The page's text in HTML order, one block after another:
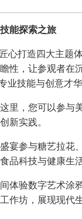
能探索之旅
心打造四大主题
性，让参观者
业技能与创意才
里，您可以参与
新实践。
宴参与糖艺拉
品科技与健康生
体验数字艺术
作坊，展现现代